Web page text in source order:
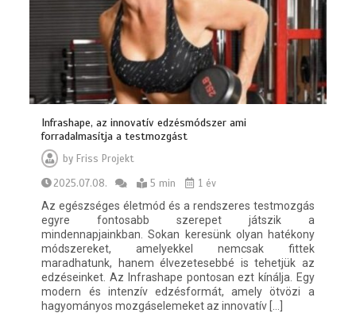
Infrashape, az innovatív edzésmódszer ami
forradalmasítja a testmozgást
by Friss Projekt
2025.07.08.
5 min
1 év
Az egészséges életmód és a rendszeres testmozgás
egyre fontosabb szerepet játszik a
mindennapjainkban. Sokan keresünk olyan hatékony
módszereket, amelyekkel nemcsak fittek
maradhatunk, hanem élvezetesebbé is tehetjük az
edzéseinket. Az Infrashape pontosan ezt kínálja. Egy
modern és intenzív edzésformát, amely ötvözi a
hagyományos mozgáselemeket az innovatív […]